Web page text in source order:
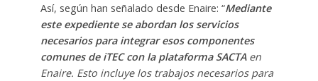
Así, según han señalado desde Enaire: “Mediante
este expediente se abordan los servicios
necesarios para integrar esos componentes
comunes de iTEC con la plataforma SACTAen
Enaire. Esto incluye los trabajos necesarios para